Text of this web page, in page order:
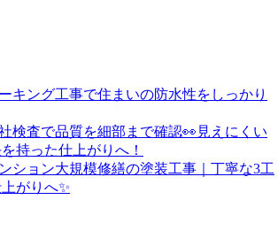
キング工事で住まいの防水性をしっかり
検査で品質を細部まで確認👀見えにくい
持った仕上がりへ！
ション大規模修繕の塗装工事｜丁寧な3工
がりへ✨